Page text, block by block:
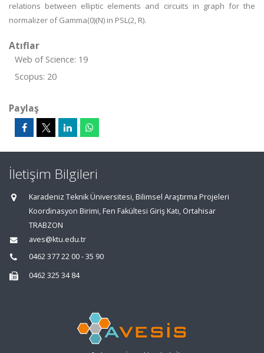
relations between elliptic elements and circuits in graph for the
normalizer of Gamma(0)(N) in PSL(2, R).
Atıflar
Web of Science: 19
Scopus: 20
Paylaş
İletişim Bilgileri
Karadeniz Teknik Üniversitesi, Bilimsel Araştırma Projeleri
Koordinasyon Birimi, Fen Fakültesi Giriş Katı, Ortahisar
TRABZON
aves@ktu.edu.tr
0462 377 22 00 - 35 90
0462 325 34 84